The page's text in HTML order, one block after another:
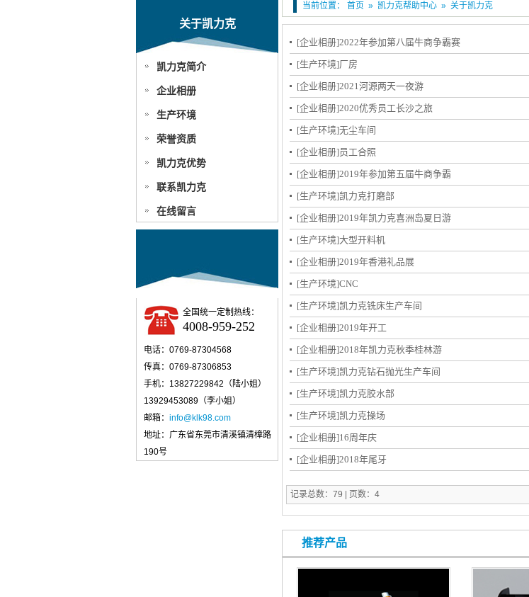
关于凯力克
凯力克简介
企业相册
生产环境
荣誉资质
凯力克优势
联系凯力克
在线留言
全国统一定制热线：
4008-959-252
电话：0769-87304568
传真：0769-87306853
手机：13827229842（陆小姐）
13929453089（李小姐）
邮箱： info@klk98.com
地址：广东省东莞市清溪镇清樟路
190号
当前位置： 首页 » 凯力克帮助中心 » 关于凯力克
[企业相册]2022年参加第八届牛商争霸赛
[生产环境]厂房
[企业相册]2021河源两天一夜游
[企业相册]2020优秀员工长沙之旅
[生产环境]无尘车间
[企业相册]员工合照
[企业相册]2019年参加第五届牛商争霸
[生产环境]凯力克打磨部
[企业相册]2019年凯力克喜洲岛夏日游
[生产环境]大型开料机
[企业相册]2019年香港礼品展
[生产环境]CNC
[生产环境]凯力克铣床生产车间
[企业相册]2019年开工
[企业相册]2018年凯力克秋季桂林游
[生产环境]凯力克钻石抛光生产车间
[生产环境]凯力克胶水部
[生产环境]凯力克操场
[企业相册]16周年庆
[企业相册]2018年尾牙
记录总数：79 | 页数：4
推荐产品